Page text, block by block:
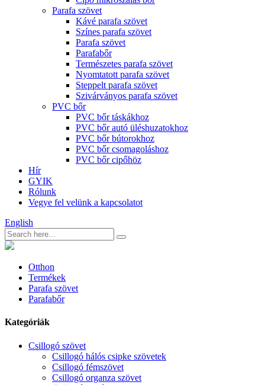
Parafa szövet
Kávé parafa szövet
Színes parafa szövet
Parafa szövet
Parafabőr
Természetes parafa szövet
Nyomtatott parafa szövet
Steppelt parafa szövet
Szivárványos parafa szövet
PVC bőr
PVC bőr táskákhoz
PVC bőr autó üléshuzatokhoz
PVC bőr bútorokhoz
PVC bőr csomagoláshoz
PVC bőr cipőhöz
Hír
GYIK
Rólunk
Vegye fel velünk a kapcsolatot
English
Otthon
Termékek
Parafa szövet
Parafabőr
Kategóriák
Csillogó szövet
Csillogó hálós csipke szövetek
Csillogó fémszövet
Csillogó organza szövet